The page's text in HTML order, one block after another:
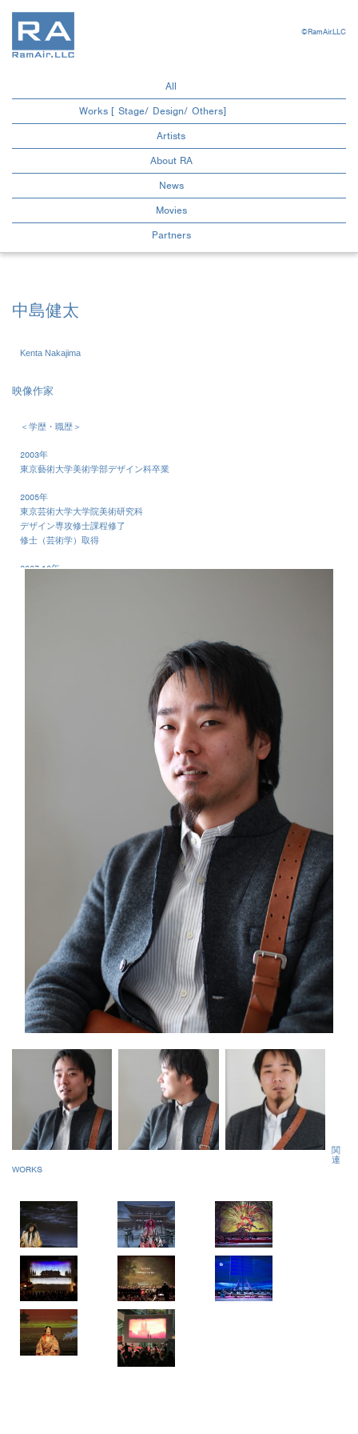
©RamAir.LLC
All
Works[ Stage/ Design/ Others]
Artists
About RA
News
Movies
Partners
中島健太
Kenta Nakajima
映像作家
＜学歴・職歴＞
2003年
東京藝術大学美術学部デザイン科卒業
2005年
東京芸術大学大学院美術研究科
デザイン専攻修士課程修了
修士（芸術学）取得
2007-10年
東京芸術大学創立120周年記念企画 岡倉天心 作
オペラ『白狐』映像コンテンツ制作
和楽の美 邦楽で綴る「平家の物語」前編
和楽の美 邦楽で綴る「平家の物語」後編
「南都の夢・悟空ひとり旅」
映像コンテンツ制作
和楽の美 邦楽絵巻「悟空・韓国巡り」
映像コンテンツ制作
東京・春・音楽祭
ワーグナー「タンホイザー」
映像コンテンツ制作
2012年
和楽の美 邦楽絵巻「悟空と九尾の狐」
映像コンテンツ制作
関
連
WORKS